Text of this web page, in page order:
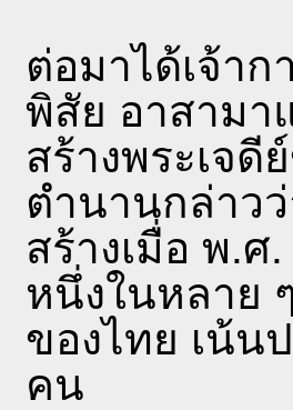
ต่อมาได้เจ้าก
พิสัย อาสามา
สร้างพระเจ
ตำนานกล่าว
สร้างเมื่อ พ.
หนึ่งในหลาย
ของไทย เน้น
คน